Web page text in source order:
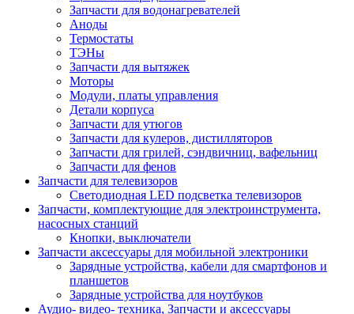
Запчасти для водонагревателей
Аноды
Термостаты
ТЭНы
Запчасти для вытяжек
Моторы
Модули, платы управления
Детали корпуса
Запчасти для утюгов
Запчасти для кулеров, дистилляторов
Запчасти для грилей, сэндвичниц, вафельниц
Запчасти для фенов
Запчасти для телевизоров
Светодиодная LED подсветка телевизоров
Запчасти, комплектующие для электроинструмента,
насосных станций
Кнопки, выключатели
Запчасти аксессуары для мобильной электроники
Зарядные устройства, кабели для смартфонов и
планшетов
Зарядные устройства для ноутбуков
Аудио- видео- техника, Запчасти и аксессуары